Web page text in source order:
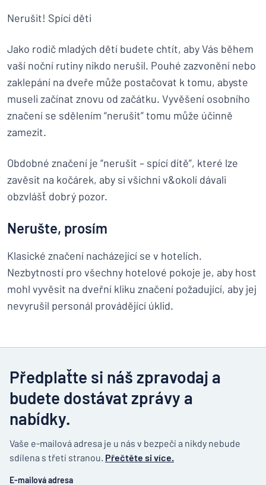
Nerušit! Spící děti
Jako rodič mladých dětí budete chtít, aby Vás během
vaší noční rutiny nikdo nerušil. Pouhé zazvonění nebo
zaklepání na dveře může postačovat k tomu, abyste
museli začínat znovu od začátku. Vyvěšení osobního
značení se sdělením “nerušit” tomu může účinně
zamezit.
Obdobné značení je “nerušit – spící dítě”, které lze
zavěsit na kočárek, aby si všichni v&okolí dávali
obzvlášť dobrý pozor.
Nerušte, prosím
Klasické značení nacházející se v hotelích.
Nezbytností pro všechny hotelové pokoje je, aby host
mohl vyvěsit na dveřní kliku značení požadující, aby jej
nevyrušil personál provádějící úklid.
Předplaťte si náš zpravodaj a
budete dostávat zprávy a
nabídky.
Vaše e-mailová adresa je u nás v bezpečí a nikdy nebude
sdílena s třetí stranou. Přečtěte si více.
E-mailová adresa